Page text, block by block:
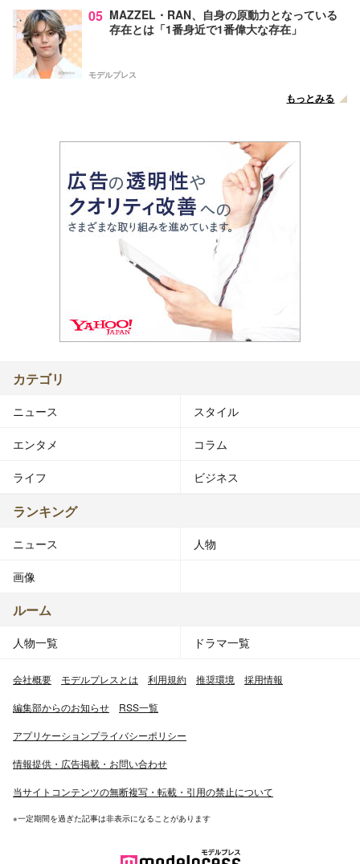
05 MAZZEL・RAN、自身の原動力となっている
存在とは「1番身近で1番偉大な存在」
モデルプレス
もっとみる
カテゴリ
ニュース スタイル
エンタメ コラム
ライフ ビジネス
ランキング
ニュース 人物
画像
ルーム
人物一覧 ドラマ一覧
会社概要 モデルプレスとは 利用規約 推奨環境 採用情報
編集部からのお知らせ RSS一覧
アプリケーションプライバシーポリシー
情報提供・広告掲載・お問い合わせ
当サイトコンテンツの無断複写・転載・引用の禁止について
※一定期間を過ぎた記事は非表示になることがあります